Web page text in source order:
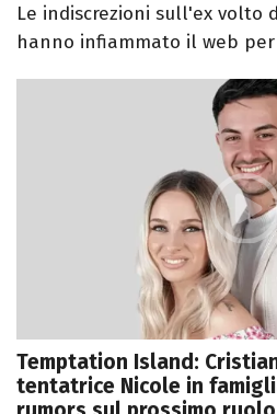
Le indiscrezioni sull'ex volto
hanno infiammato il web per
Temptation Island:
tentatrice Nicole in